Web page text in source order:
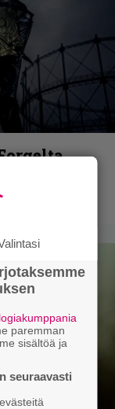
paremman
sisältöä ja
seuraavasti